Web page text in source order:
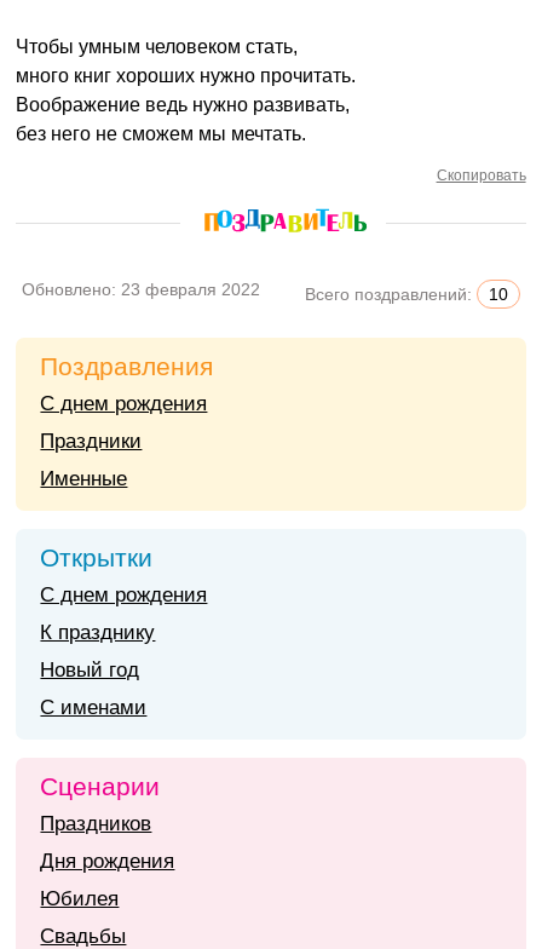
Чтобы умным человеком стать,
много книг хороших нужно прочитать.
Воображение ведь нужно развивать,
без него не сможем мы мечтать.
Скопировать
Обновлено: 23 февраля 2022 Всего поздравлений: 10
Поздравления
С днем рождения
Праздники
Именные
Открытки
С днем рождения
К празднику
Новый год
С именами
Сценарии
Праздников
Дня рождения
Юбилея
Свадьбы